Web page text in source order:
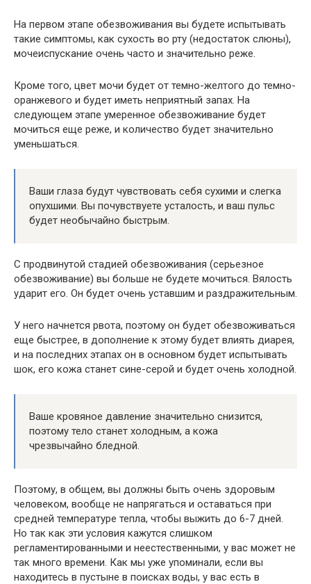
На первом этапе обезвоживания вы будете испытывать
такие симптомы, как сухость во рту (недостаток слюны),
мочеиспускание очень часто и значительно реже.
Кроме того, цвет мочи будет от темно-желтого до темно-
оранжевого и будет иметь неприятный запах. На
следующем этапе умеренное обезвоживание будет
мочиться еще реже, и количество будет значительно
уменьшаться.
Ваши глаза будут чувствовать себя сухими и слегка
опухшими. Вы почувствуете усталость, и ваш пульс
будет необычайно быстрым.
С продвинутой стадией обезвоживания (серьезное
обезвоживание) вы больше не будете мочиться. Вялость
ударит его. Он будет очень уставшим и раздражительным.
У него начнется рвота, поэтому он будет обезвоживаться
еще быстрее, в дополнение к этому будет влиять диарея,
и на последних этапах он в основном будет испытывать
шок, его кожа станет сине-серой и будет очень холодной.
Ваше кровяное давление значительно снизится,
поэтому тело станет холодным, а кожа
чрезвычайно бледной.
Поэтому, в общем, вы должны быть очень здоровым
человеком, вообще не напрягаться и оставаться при
средней температуре тепла, чтобы выжить до 6-7 дней.
Но так как эти условия кажутся слишком
регламентированными и неестественными, у вас может не
так много времени. Как мы уже упоминали, если вы
находитесь в пустыне в поисках воды, у вас есть в